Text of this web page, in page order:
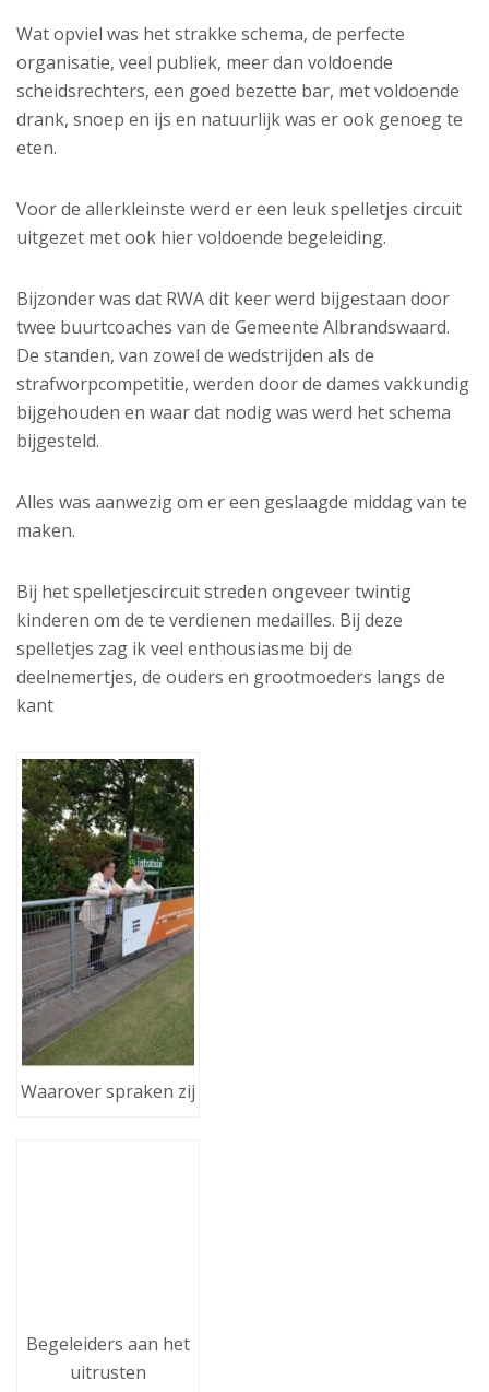
Wat opviel was het strakke schema, de perfecte
organisatie, veel publiek, meer dan voldoende
scheidsrechters, een goed bezette bar, met voldoende
drank, snoep en ijs en natuurlijk was er ook genoeg te
eten.
Voor de allerkleinste werd er een leuk spelletjes circuit
uitgezet met ook hier voldoende begeleiding.
Bijzonder was dat RWA dit keer werd bijgestaan door
twee buurtcoaches van de Gemeente Albrandswaard.
De standen, van zowel de wedstrijden als de
strafworpcompetitie, werden door de dames vakkundig
bijgehouden en waar dat nodig was werd het schema
bijgesteld.
Alles was aanwezig om er een geslaagde middag van te
maken.
Bij het spelletjescircuit streden ongeveer twintig
kinderen om de te verdienen medailles. Bij deze
spelletjes zag ik veel enthousiasme bij de
deelnemertjes, de ouders en grootmoeders langs de
kant
Waarover spraken zij
Begeleiders aan het
uitrusten